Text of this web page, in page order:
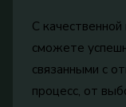
С
сможете
связанными с
процесс, от